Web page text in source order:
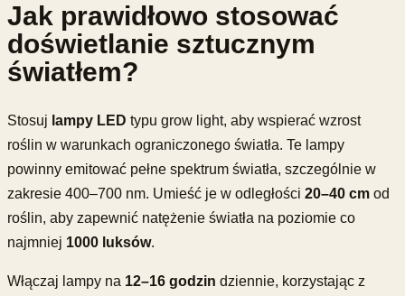
Jak prawidłowo stosować
doświetlanie sztucznym
światłem?
Stosuj lampy LED typu grow light, aby wspierać wzrost
roślin w warunkach ograniczonego światła. Te lampy
powinny emitować pełne spektrum światła, szczególnie w
zakresie 400–700 nm. Umieść je w odległości 20–40 cm od
roślin, aby zapewnić natężenie światła na poziomie co
najmniej 1000 luksów.
Włączaj lampy na 12–16 godzin dziennie, korzystając z